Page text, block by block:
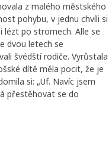
z malého městského
pohybu, v jednu chvíli si
lézt po stromech. Alle se
dvou letech se
švédští rodiče. Vyrůstala
dítě měla pocit, že je
si: „Uf. Navíc jsem
přestěhovat se do